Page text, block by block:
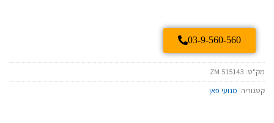
03-9-560-560
מק"ט: ZM 515143
קטגוריה: מנועי פאן